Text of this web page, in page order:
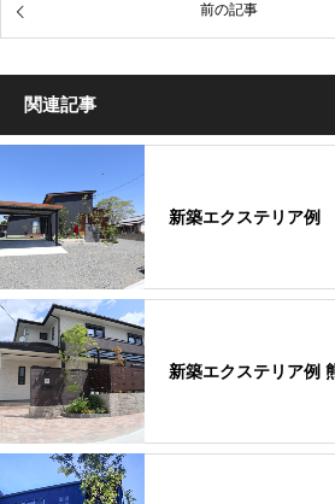
前の記事
関連記事
新築エクステリア
新築エクステリア